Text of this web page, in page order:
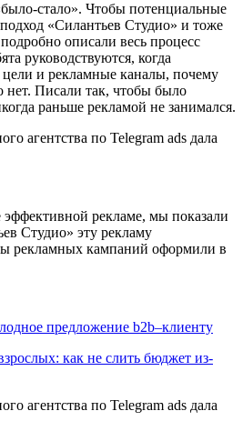
стало». Чтобы потенциальные
«Силантьев Студио» и тоже
описали весь процесс
руководствуются, когда
и рекламные каналы, почему
нет. Писали так, чтобы было
раньше рекламой не занимался.
эффективной рекламе, мы показали
Студио» эту рекламу
рекламных кампаний оформили в
предложение b2b–клиенту
как не слить бюджет из-